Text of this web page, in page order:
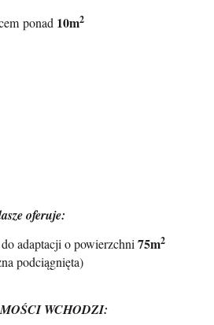
ponad 10m2
oferuje:
adaptacji o powierzchni75m2
podciągnięta)
WCHODZI: